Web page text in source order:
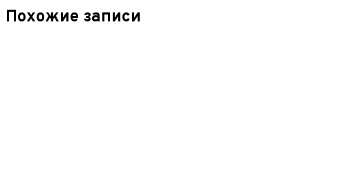
Похожие записи